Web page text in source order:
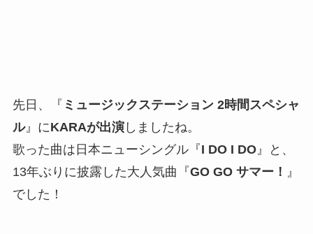
先日、『 ミュージックステーション 2時間スペシャ
ル』にKARAが出演しましたね。
歌った曲は日本ニューシングル『I DO I DO』と、
13年ぶりに披露した大人気曲『GO GO サマー！ 』
でした！